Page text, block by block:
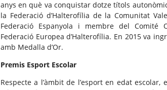
anys en què va conquistar dotze títols
la Federació d’Halterofília de la Comunitat
Federació Espanyola i membre del Comité
Federació Europea d’Halterofília. En 2015 va
amb Medalla d’Or.
Premis Esport Escolar
Respecte a l’àmbit de l’esport en edat escolar,